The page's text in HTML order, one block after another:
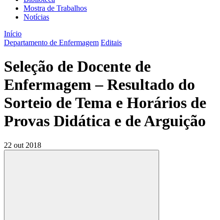
Mostra de Trabalhos
Notícias
Início
Departamento de Enfermagem Editais
Seleção de Docente de
Enfermagem – Resultado do
Sorteio de Tema e Horários de
Provas Didática e de Arguição
22 out 2018